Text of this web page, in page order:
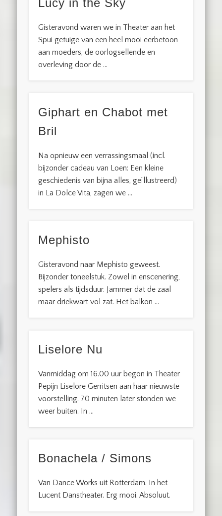
Lucy in the Sky
Gisteravond waren we in Theater aan het
Spui getuige van een heel mooi eerbetoon
aan moeders, de oorlogsellende en
overleving door de …
Giphart en Chabot met
Bril
Na opnieuw een verrassingsmaal (incl.
bijzonder cadeau van Loen: Een kleine
geschiedenis van bijna alles, geïllustreerd)
in La Dolce Vita, zagen we …
Mephisto
Gisteravond naar Mephisto geweest.
Bijzonder toneelstuk. Zowel in enscenering,
spelers als tijdsduur. Jammer dat de zaal
maar driekwart vol zat. Het balkon …
Liselore Nu
Vanmiddag om 16.00 uur begon in Theater
Pepijn Liselore Gerritsen aan haar nieuwste
voorstelling. 70 minuten later stonden we
weer buiten. In …
Bonachela / Simons
Van Dance Works uit Rotterdam. In het
Lucent Danstheater. Erg mooi. Absoluut.